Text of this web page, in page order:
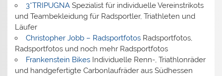
3*TRIPUGNASpezialist für individuelle Vereinstrikots
und Teambekleidung für Radsportler, Triathleten und
Läufer
Christopher Jobb – RadsportfotosRadsportfotos,
Radsportfotos und noch mehr Radsportfotos
Frankenstein BikesIndividuelle Renn-, Triathlonräder
und handgefertigte Carbonlaufräder aus Südhessen